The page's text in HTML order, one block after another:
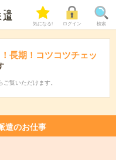
気になる! ログイン 検索
長期！コツコツチェッ
ご覧いただけます。
遣のお仕事